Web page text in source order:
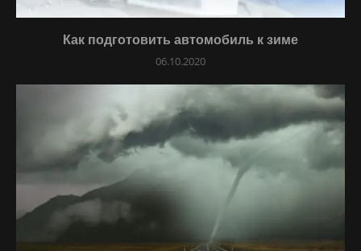
Как подготовить автомобиль к зиме
06.10.2020